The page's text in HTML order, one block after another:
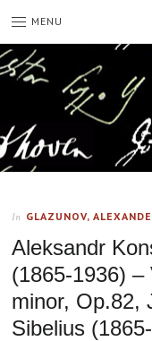
MENU
In GLAZUNOV,
Aleksandr
(1865-1936) –
minor, Op.82,
Sibelius